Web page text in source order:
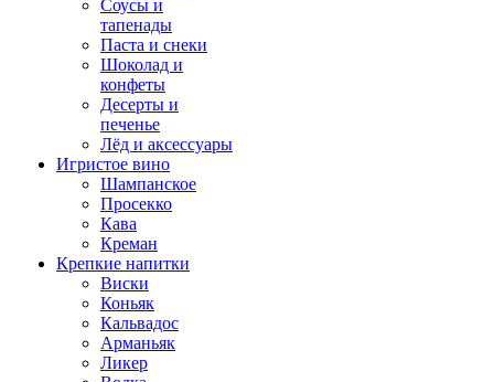
Соусы и
тапенады
Паста и снеки
Шоколад и
конфеты
Десерты и
печенье
Лёд и аксессуары
Игристое вино
Шампанское
Просекко
Кава
Креман
Крепкие напитки
Виски
Коньяк
Кальвадос
Арманьяк
Ликер